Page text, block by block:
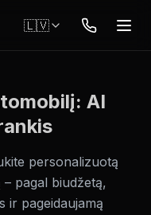
🇱🇻
AI
personalizuotą
pagal biudžetą,
ir pageidaujamą